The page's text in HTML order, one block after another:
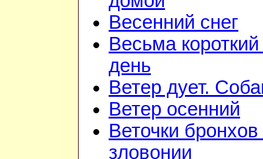
Весенний снег
Весьма
день
Ветер дует.
Ветер осенний
Веточки
зловонии